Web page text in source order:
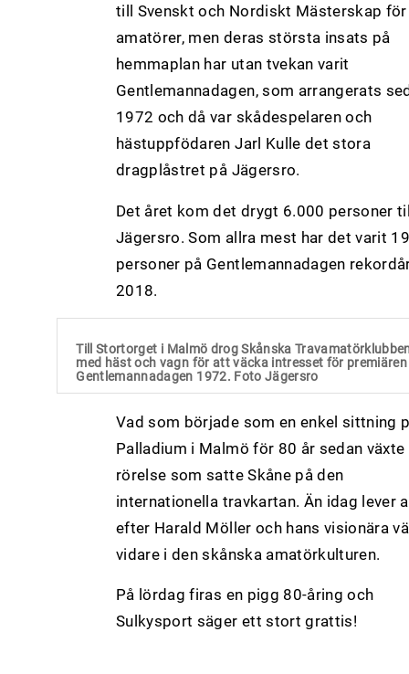
till Svenskt och Nordiskt Mästerskap för
amatörer, men deras största insats på
hemmaplan har utan tvekan varit
Gentlemannadagen, som arrangerats
1972 och då var skådespelaren och
hästuppfödaren Jarl Kulle det stora
dragplåstret på Jägersro.
Det året kom det drygt 6.000 personer
Jägersro. Som allra mest har det varit
personer på Gentlemannadagen
2018.
Till Stortorget i Malmö drog Skånska
med häst och vagn för att väcka intresset för
Gentlemannadagen 1972. Foto Jägersro
Vad som började som en enkel sittning
Palladium i Malmö för 80 år sedan växte
rörelse som satte Skåne på den
internationella travkartan. Än idag lever
efter Harald Möller och hans visionära
vidare i den skånska amatörkulturen.
På lördag firas en pigg 80-åring och
Sulkysport säger ett stort grattis!